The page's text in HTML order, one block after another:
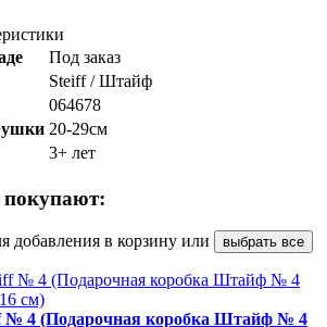
Под заказ
Steiff / Штайф
064678
20-29см
3+ лет
покупают:
добавления в корзину или выбрать все
№ 4 (Подарочная коробка Штайф № 4